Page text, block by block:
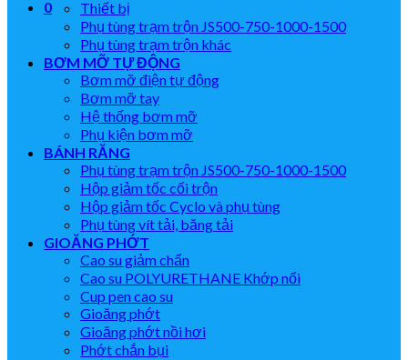
0
Thiết bị
Phụ tùng trạm trộn JS500-750-1000-1500
Phụ tùng trạm trộn khác
BƠM MỠ TỰ ĐỘNG
Bơm mỡ điện tự động
Bơm mỡ tay
Hệ thống bơm mỡ
Phụ kiện bơm mỡ
BÁNH RĂNG
Phụ tùng trạm trộn JS500-750-1000-1500
Hộp giảm tốc cối trộn
Hộp giảm tốc Cyclo và phụ tùng
Phụ tùng vít tải, băng tải
GIOĂNG PHỚT
Cao su giảm chấn
Cao su POLYURETHANE Khớp nối
Cup pen cao su
Gioăng phớt
Gioăng phớt nồi hơi
Phớt chắn bụi